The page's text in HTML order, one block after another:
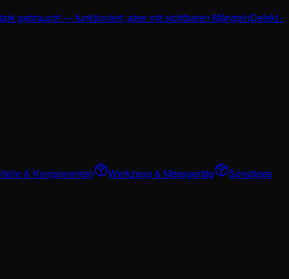
gebraucht — funktioniert, aber mit sichtbaren MängelnDefekt -
& Komponenten Werkzeug & Messgeräte
Sonstiges